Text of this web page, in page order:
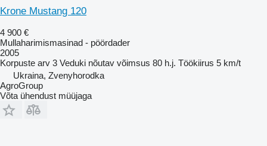
Krone Mustang 120
4 900 €
Mullaharimismasinad - pöördader
2005
Korpuste arv 3 Veduki nõutav võimsus 80 h.j. Töökiirus 5 km/t
Ukraina, Zvenyhorodka
AgroGroup
Võta ühendust müüjaga